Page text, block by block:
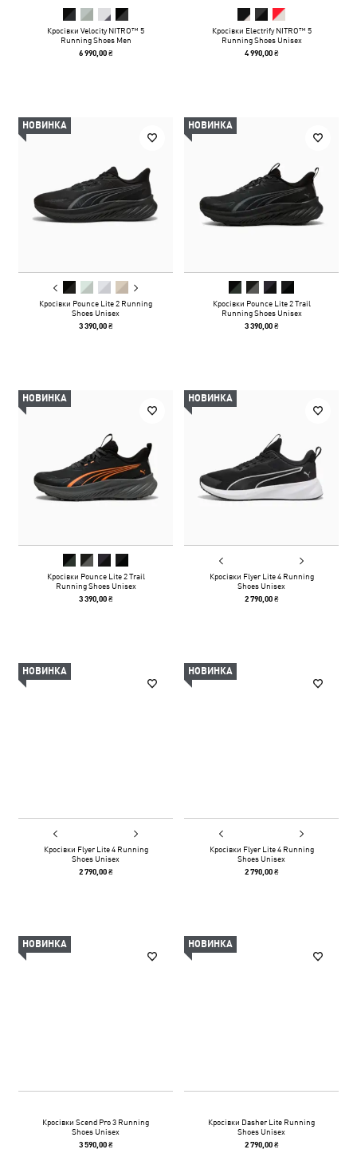
Кросівки Velocity NITRO™ 5
Running Shoes Men
6 990,00 ₴
Кросівки Electrify NITRO™ 5
Running Shoes Unisex
4 990,00 ₴
НОВИНКА
Кросівки Pounce Lite 2 Running
Shoes Unisex
3 390,00 ₴
НОВИНКА
Кросівки Pounce Lite 2 Trail
Running Shoes Unisex
3 390,00 ₴
НОВИНКА
Кросівки Pounce Lite 2 Trail
Running Shoes Unisex
3 390,00 ₴
НОВИНКА
Кросівки Flyer Lite 4 Running
Shoes Unisex
2 790,00 ₴
НОВИНКА
Кросівки Flyer Lite 4 Running
Shoes Unisex
2 790,00 ₴
НОВИНКА
Кросівки Flyer Lite 4 Running
Shoes Unisex
2 790,00 ₴
НОВИНКА
Кросівки Scend Pro 3 Running
Shoes Unisex
3 590,00 ₴
НОВИНКА
Кросівки Dasher Lite Running
Shoes Unisex
2 790,00 ₴